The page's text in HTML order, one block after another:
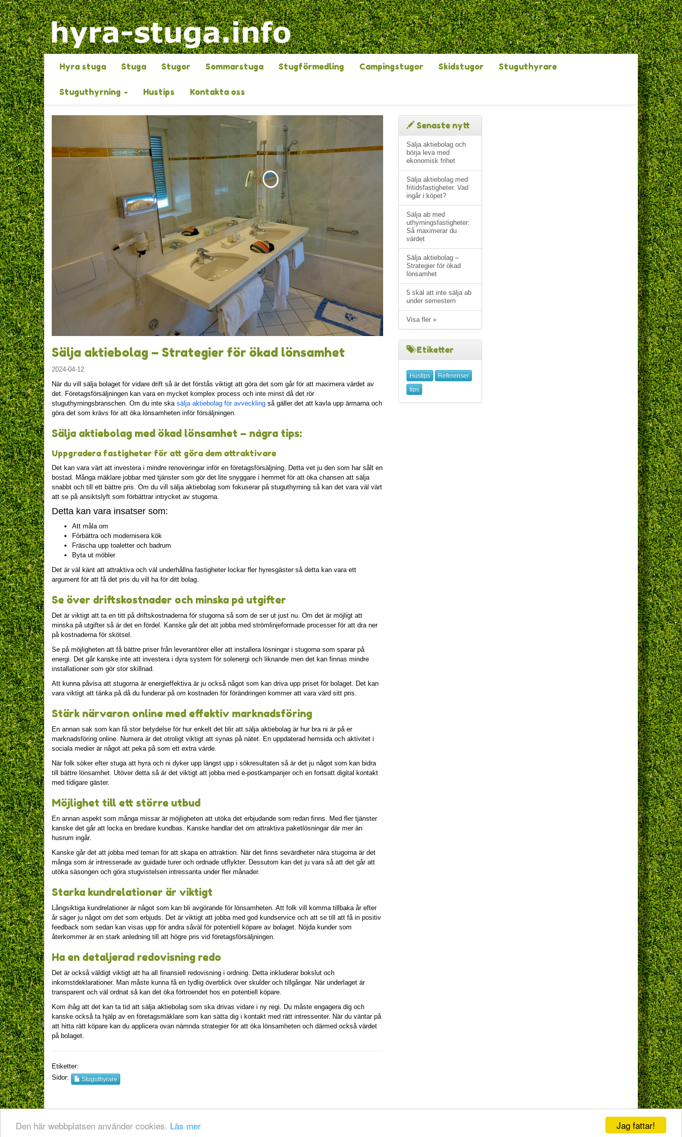
Jag fattar!
Den här webbplatsen använder cookies. Läs mer
Hyra stuga Stuga Stugor Sommarstuga Stugförmedling Campingstugor Skidstugor Stuguthyrare
Stuguthyrning Hustips Kontakta oss
Sälja aktiebolag – Strategier för ökad lönsamhet
2024-04-12
När du vill sälja bolaget för vidare drift så är det förstås viktigt att göra det som går för att maximera värdet av
det. Företagsförsäljningen kan vara en mycket komplex process och inte minst då det rör
stuguthyrningsbranschen. Om du inte ska sälja aktiebolag för avveckling så gäller det att kavla upp ärmarna och
göra det som krävs för att öka lönsamheten inför försäljningen.
Sälja aktiebolag med ökad lönsamhet – några tips:
Uppgradera fastigheter för att göra dem attraktivare
Det kan vara värt att investera i mindre renoveringar inför en företagsförsäljning. Detta vet ju den som har sålt en
bostad. Många mäklare jobbar med tjänster som gör det lite snyggare i hemmet för att öka chansen att sälja
snabbt och till ett bättre pris. Om du vill sälja aktiebolag som fokuserar på stuguthyrning så kan det vara väl värt
att se på ansiktslyft som förbättrar intrycket av stugorna.
Detta kan vara insatser som:
Att måla om
Förbättra och modernisera kök
Fräscha upp toaletter och badrum
Byta ut möbler
Det är väl känt att attraktiva och väl underhållna fastigheter lockar fler hyresgäster så detta kan vara ett
argument för att få det pris du vill ha för ditt bolag.
Se över driftskostnader och minska på utgifter
Det är viktigt att ta en titt på driftskostnaderna för stugorna så som de ser ut just nu. Om det är möjligt att
minska på utgifter så är det en fördel. Kanske går det att jobba med strömlinjeformade processer för att dra ner
på kostnaderna för skötsel.
Se på möjligheten att få bättre priser från leverantörer eller att installera lösningar i stugorna som sparar på
energi. Det går kanske inte att investera i dyra system för solenergi och liknande men det kan finnas mindre
installationer som gör stor skillnad.
Att kunna påvisa att stugorna är energieffektiva är ju också något som kan driva upp priset för bolaget. Det kan
vara viktigt att tänka på då du funderar på om kostnaden för förändringen kommer att vara värd sitt pris.
Stärk närvaron online med effektiv marknadsföring
En annan sak som kan få stor betydelse för hur enkelt det blir att sälja aktiebolag är hur bra ni är på er
marknadsföring online. Numera är det otroligt viktigt att synas på nätet. En uppdaterad hemsida och aktivitet i
sociala medier är något att peka på som ett extra värde.
När folk söker efter stuga att hyra och ni dyker upp längst upp i sökresultaten så är det ju något som kan bidra
till bättre lönsamhet. Utöver detta så är det viktigt att jobba med e-postkampanjer och en fortsatt digital kontakt
med tidigare gäster.
Möjlighet till ett större utbud
En annan aspekt som många missar är möjligheten att utöka det erbjudande som redan finns. Med fler tjänster
kanske det går att locka en bredare kundbas. Kanske handlar det om attraktiva paketlösningar där mer än
husrum ingår.
Kanske går det att jobba med teman för att skapa en attraktion. När det finns sevärdheter nära stugorna är det
många som är intresserade av guidade turer och ordnade utflykter. Dessutom kan det ju vara så att det går att
utöka säsongen och göra stugvistelsen intressanta under fler månader.
Starka kundrelationer är viktigt
Långsiktiga kundrelationer är något som kan bli avgörande för lönsamheten. Att folk vill komma tillbaka år efter
år säger ju något om det som erbjuds. Det är viktigt att jobba med god kundservice och att se till att få in positiv
feedback som sedan kan visas upp för andra såväl för potentiell köpare av bolaget. Nöjda kunder som
återkommer är en stark anledning till att högre pris vid företagsförsäljningen.
Ha en detaljerad redovisning redo
Det är också väldigt viktigt att ha all finansiell redovisning i ordning. Detta inkluderar bokslut och
inkomstdeklarationer. Man måste kunna få en tydlig överblick över skulder och tillgångar. När underlaget är
transparent och väl ordnat så kan det öka förtroendet hos en potentiell köpare.
Kom ihåg att det kan ta tid att sälja aktiebolag som ska drivas vidare i ny regi. Du måste engagera dig och
kanske också ta hjälp av en företagsmäklare som kan sätta dig i kontakt med rätt intressenter. När du väntar på
att hitta rätt köpare kan du applicera ovan nämnda strategier för att öka lönsamheten och därmed också värdet
på bolaget.
Etiketter:
Sidor:
Stuguthyrare
Senaste nytt
Sälja aktiebolag och
börja leva med
ekonomisk frihet
Sälja aktiebolag med
fritidsfastigheter. Vad
ingår i köpet?
Sälja ab med
uthyrningsfastigheter:
Så maximerar du
värdet
Sälja aktiebolag –
Strategier för ökad
lönsamhet
5 skäl att inte sälja ab
under semestern
Visa fler »
Etiketter
Hustips
Referenser
tips